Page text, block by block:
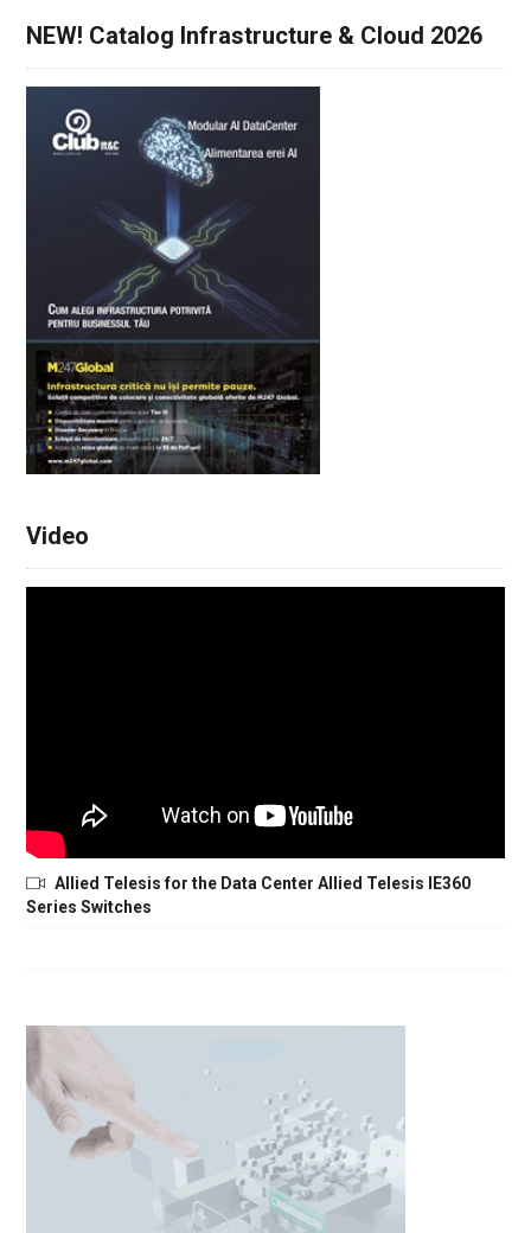
NEW! Catalog Infrastructure & Cloud 2026
Video
Allied Telesis for the Data Center Allied Telesis IE360
Series Switches